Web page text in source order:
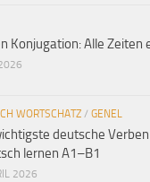
Konjugation: Alle Zeiten
WORTSCHATZ / GENEL
deutsche
lernen A1–B1
2026